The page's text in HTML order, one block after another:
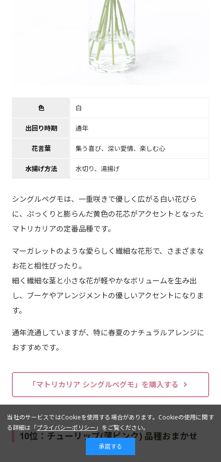
色 白
出回り時期 通年
花言葉 集う喜び、深い愛情、楽しむ心
水揚げ方法 水切り、湯揚げ
シングルペグモは、一重咲きで優しく広がる白い花びら
に、ぷっくりと膨らんだ黄色の花芯がアクセントとなった
マトリカリアの定番品種です。
マーガレットのような愛らしく繊細な花形で、さまざまな
お花と相性ぴったり。
細く繊細な茎と小さな花が軽やかなボリュームを生み出
し、ブーケやアレンジメントの優しいアクセントになりま
す。
通年流通していますが、特に春夏のナチュラルアレンジに
おすすめです。
「マトリカリア シングルペグモ」を購入する
10位：チューリップ(薄ピンク) 品種おまかせ
当社のサービスではCookieを使用する場合があります。Cookieの使用に関す
る詳細は「プライバシーポリシー 」をご覧ください。
承諾する